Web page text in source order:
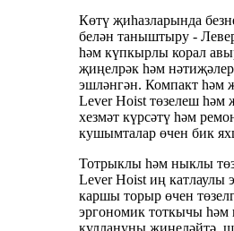
Көтү җиһазларында
белән таныштыру -
һәм күпкырлы корал
җиңелрәк һәм
эшләнгән. Компакт һәм
Lever Hoist төзелеш һәм
хезмәт күрсәтү һәм
кушымталар өчен бик
Тотрыклы һәм ныклы
Lever Hoist иң катлаулы
каршы торыр өчен
эргономик тоткычы
куллануны җиңеләйтә,